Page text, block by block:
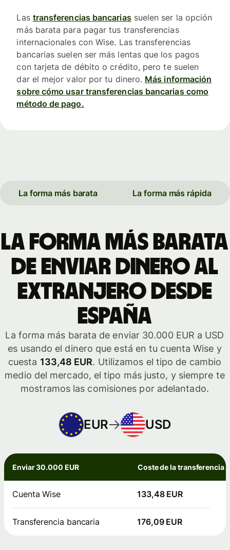
Las transferencias bancariassuelen ser la opción
más barata para pagar tus transferencias
internacionales con Wise. Las transferencias
bancarias suelen ser más lentas que los pagos
con tarjeta de débito o crédito, pero te suelen
dar el mejor valor por tu dinero. Más información
sobre cómo usar transferencias bancarias como
método de pago.
La forma más barata La forma más rápida
La forma más barata
de enviar dinero al
extranjero desde
España
La forma más barata de enviar 30.000 EUR a USD
es usando el dinero que está en tu cuenta Wise y
cuesta 133,48 EUR. Utilizamos el tipo de cambio
medio del mercado, el tipo más justo, y siempre te
mostramos las comisiones por adelantado.
EUR USD
Enviar 30.000 EUR Coste de la transferencia
Cuenta Wise 133,48 EUR
Transferencia bancaria 176,09 EUR